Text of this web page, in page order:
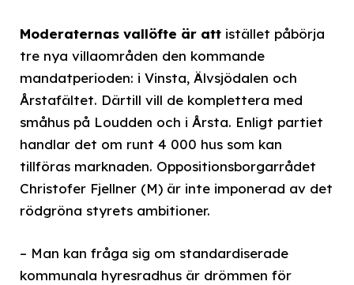
Moderaternas vallöfte är att istället påbörja
tre nya villaområden den kommande
mandatperioden: i Vinsta, Älvsjödalen och
Årstafältet. Därtill vill de komplettera med
småhus på Loudden och i Årsta. Enligt partiet
handlar det om runt 4 000 hus som kan
tillföras marknaden. Oppositionsborgarrådet
Christofer Fjellner (M) är inte imponerad av det
rödgröna styrets ambitioner.
– Man kan fråga sig om standardiserade
kommunala hyresradhus är drömmen för